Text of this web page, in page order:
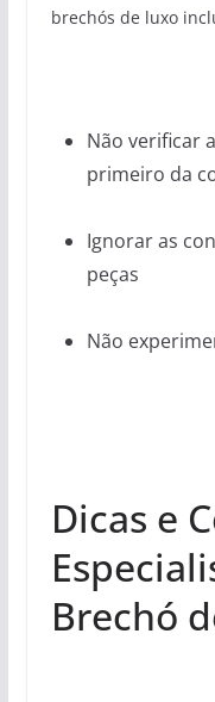
brechós de luxo
Não verificar
primeiro da
Ignorar as
peças
Não
Dicas e
Brechó